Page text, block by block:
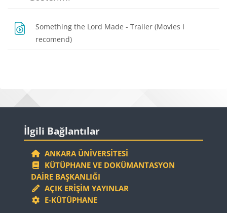
Something the Lord Made - Trailer (Movies I
recomend)
Bloklar
İlgili Bağlantılar
ANKARA ÜNIVERSITESI
KÜTÜPHANE VE DOKÜMANTASYON
DAIRE BAŞKANLIĞI
AÇIK ERIŞIM YAYINLAR
E-KÜTÜPHANE